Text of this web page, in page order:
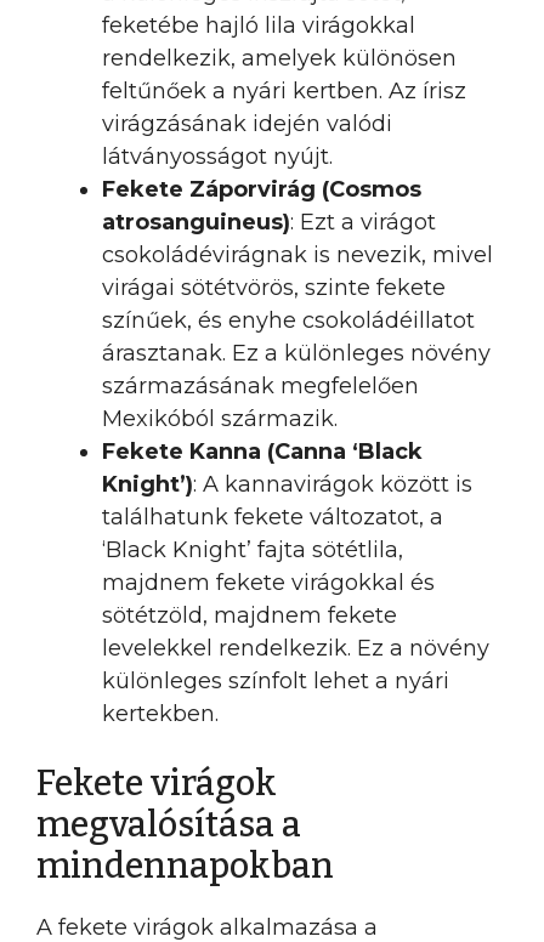
feketébe hajló lila virágokkal
rendelkezik, amelyek különösen
feltűnőek a nyári kertben. Az írisz
virágzásának idején valódi
látványosságot nyújt.
Fekete Záporvirág (Cosmos
atrosanguineus): Ezt a virágot
csokoládévirágnak is nevezik, mivel
virágai sötétvörös, szinte fekete
színűek, és enyhe csokoládéillatot
árasztanak. Ez a különleges növény
származásának megfelelően
Mexikóból származik.
Fekete Kanna (Canna ‘Black
Knight’): A kannavirágok között is
találhatunk fekete változatot, a
‘Black Knight’ fajta sötétlila,
majdnem fekete virágokkal és
sötétzöld, majdnem fekete
levelekkel rendelkezik. Ez a növény
különleges színfolt lehet a nyári
kertekben.
Fekete virágok
megvalósítása a
mindennapokban
A fekete virágok alkalmazása a